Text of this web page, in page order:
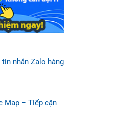
nhắn Zalo hàng
Map – Tiếp cận